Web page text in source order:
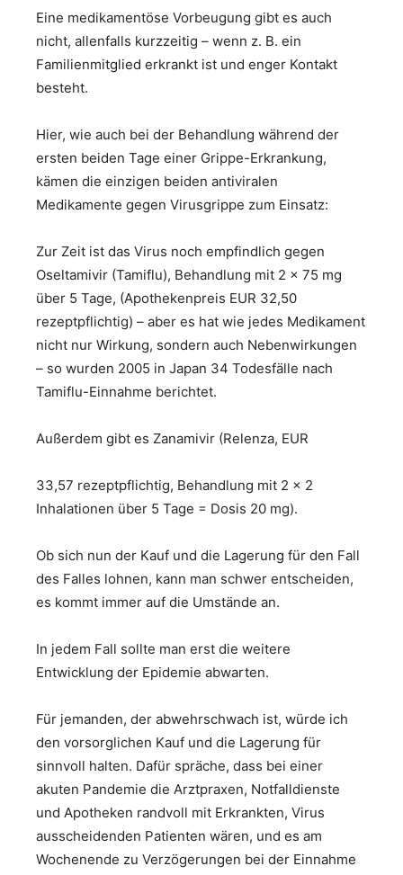
Eine medikamentöse Vorbeugung gibt es auch
nicht, allenfalls kurzzeitig – wenn z. B. ein
Familienmitglied erkrankt ist und enger Kontakt
besteht.
Hier, wie auch bei der Behandlung während der
ersten beiden Tage einer Grippe-Erkrankung,
kämen die einzigen beiden antiviralen
Medikamente gegen Virusgrippe zum Einsatz:
Zur Zeit ist das Virus noch empfindlich gegen
Oseltamivir (Tamiflu), Behandlung mit 2 x 75 mg
über 5 Tage, (Apothekenpreis EUR 32,50
rezeptpflichtig) – aber es hat wie jedes Medikament
nicht nur Wirkung, sondern auch Nebenwirkungen
– so wurden 2005 in Japan 34 Todesfälle nach
Tamiflu-Einnahme berichtet.
Außerdem gibt es Zanamivir (Relenza, EUR
33,57 rezeptpflichtig, Behandlung mit 2 x 2
Inhalationen über 5 Tage = Dosis 20 mg).
Ob sich nun der Kauf und die Lagerung für den Fall
des Falles lohnen, kann man schwer entscheiden,
es kommt immer auf die Umstände an.
In jedem Fall sollte man erst die weitere
Entwicklung der Epidemie abwarten.
Für jemanden, der abwehrschwach ist, würde ich
den vorsorglichen Kauf und die Lagerung für
sinnvoll halten. Dafür spräche, dass bei einer
akuten Pandemie die Arztpraxen, Notfalldienste
und Apotheken randvoll mit Erkrankten, Virus
ausscheidenden Patienten wären, und es am
Wochenende zu Verzögerungen bei der Einnahme